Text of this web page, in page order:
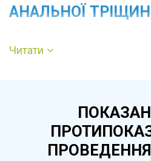
АНАЛЬНОЇ
Звернутися до
необхідне як при гострій
і при хронічному
зберігаються тривалий
Читати
ПРОВЕДЕННЯ